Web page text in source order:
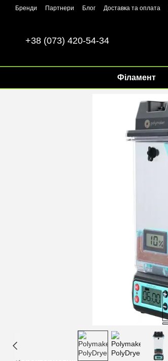
Перейти до основного контенту
Бренди Партнери Блог Доставка та оплата
+38 (073) 420-54-34
Філамент